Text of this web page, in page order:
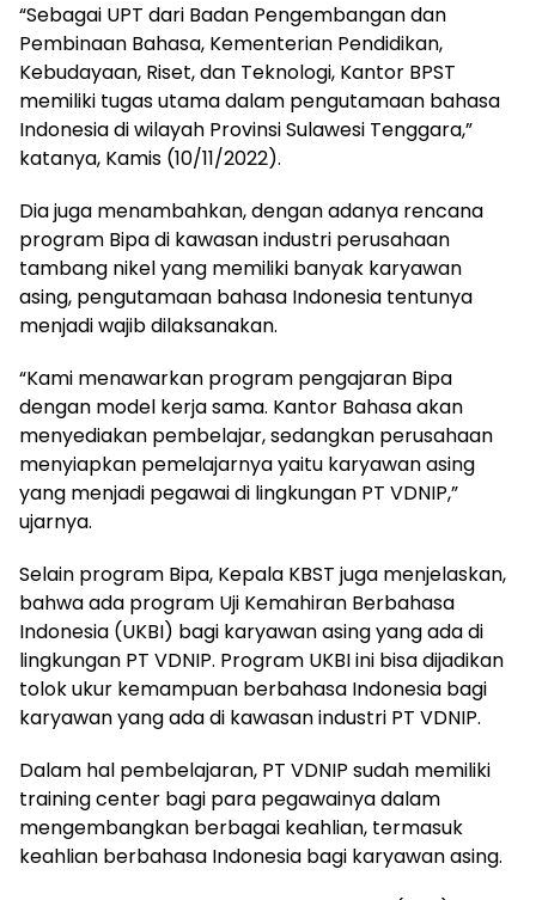
“Sebagai UPT dari Badan Pengembangan dan
Pembinaan Bahasa, Kementerian Pendidikan,
Kebudayaan, Riset, dan Teknologi, Kantor BPST
memiliki tugas utama dalam pengutamaan bahasa
Indonesia di wilayah Provinsi Sulawesi Tenggara,”
katanya, Kamis (10/11/2022).
Dia juga menambahkan, dengan adanya rencana
program Bipa di kawasan industri perusahaan
tambang nikel yang memiliki banyak karyawan
asing, pengutamaan bahasa Indonesia tentunya
menjadi wajib dilaksanakan.
“Kami menawarkan program pengajaran Bipa
dengan model kerja sama. Kantor Bahasa akan
menyediakan pembelajar, sedangkan perusahaan
menyiapkan pemelajarnya yaitu karyawan asing
yang menjadi pegawai di lingkungan PT VDNIP,”
ujarnya.
Selain program Bipa, Kepala KBST juga menjelaskan,
bahwa ada program Uji Kemahiran Berbahasa
Indonesia (UKBI) bagi karyawan asing yang ada di
lingkungan PT VDNIP. Program UKBI ini bisa dijadikan
tolok ukur kemampuan berbahasa Indonesia bagi
karyawan yang ada di kawasan industri PT VDNIP.
Dalam hal pembelajaran, PT VDNIP sudah memiliki
training center bagi para pegawainya dalam
mengembangkan berbagai keahlian, termasuk
keahlian berbahasa Indonesia bagi karyawan asing.